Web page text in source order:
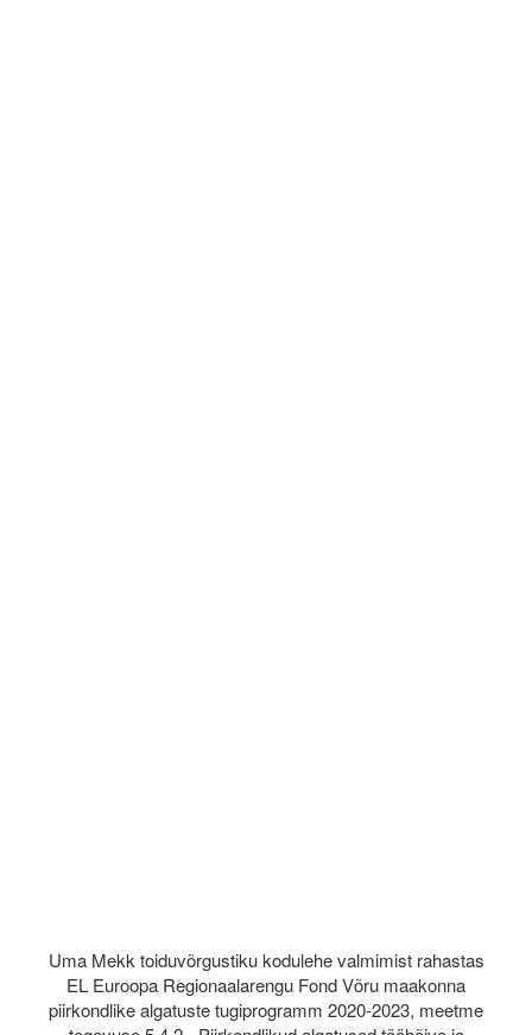
Uma Mekk toiduvõrgustiku kodulehe valmimist rahastas
EL Euroopa Regionaalarengu Fond Võru maakonna
piirkondlike algatuste tugiprogramm 2020-2023, meetme